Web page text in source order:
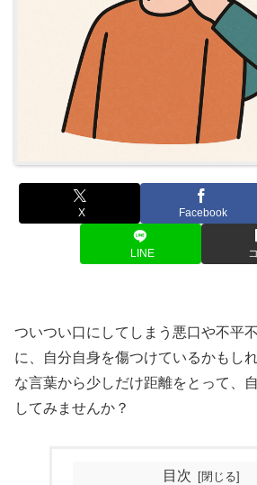
X Facebook
LINE
ついつい口にしてしまう悪口や不平
に、自分自身を傷つけているかもし
な言葉から少しだけ距離をとって、
してみませんか？
目次